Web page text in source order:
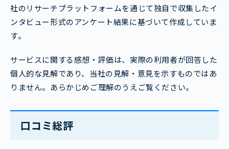
社のリサーチプラットフォームを通じて独自で収集したイ
ンタビュー形式のアンケート結果に基づいて作成していま
す。
サービスに関する感想・評価は、実際の利用者が回答した
個人的な見解であり、当社の見解・意見を示すものではあ
りません。あらかじめご理解のうえご覧ください。
口コミ総評